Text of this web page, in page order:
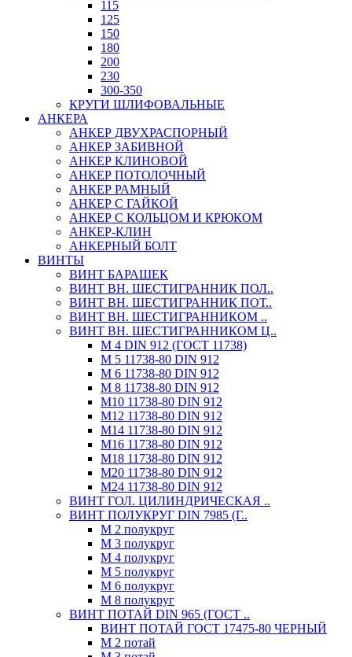
115
125
150
180
200
230
300-350
КРУГИ ШЛИФОВАЛЬНЫЕ
АНКЕРА
АНКЕР ДВУХРАСПОРНЫЙ
АНКЕР ЗАБИВНОЙ
АНКЕР КЛИНОВОЙ
АНКЕР ПОТОЛОЧНЫЙ
АНКЕР РАМНЫЙ
АНКЕР С ГАЙКОЙ
АНКЕР С КОЛЬЦОМ И КРЮКОМ
АНКЕР-КЛИН
АНКЕРНЫЙ БОЛТ
ВИНТЫ
ВИНТ БАРАШЕК
ВИНТ ВН. ШЕСТИГРАННИК ПОЛ..
ВИНТ ВН. ШЕСТИГРАННИК ПОТ..
ВИНТ ВН. ШЕСТИГРАННИКОМ ..
ВИНТ ВН. ШЕСТИГРАННИКОМ Ц..
М 4 DIN 912 (ГОСТ 11738)
М 5 11738-80 DIN 912
М 6 11738-80 DIN 912
М 8 11738-80 DIN 912
М10 11738-80 DIN 912
М12 11738-80 DIN 912
М14 11738-80 DIN 912
М16 11738-80 DIN 912
М18 11738-80 DIN 912
М20 11738-80 DIN 912
М24 11738-80 DIN 912
ВИНТ ГОЛ. ЦИЛИНДРИЧЕСКАЯ ..
ВИНТ ПОЛУКРУГ DIN 7985 (Г..
М 2 полукруг
М 3 полукруг
М 4 полукруг
М 5 полукруг
М 6 полукруг
М 8 полукруг
ВИНТ ПОТАЙ DIN 965 (ГОСТ ..
ВИНТ ПОТАЙ ГОСТ 17475-80 ЧЕРНЫЙ
М 2 потай